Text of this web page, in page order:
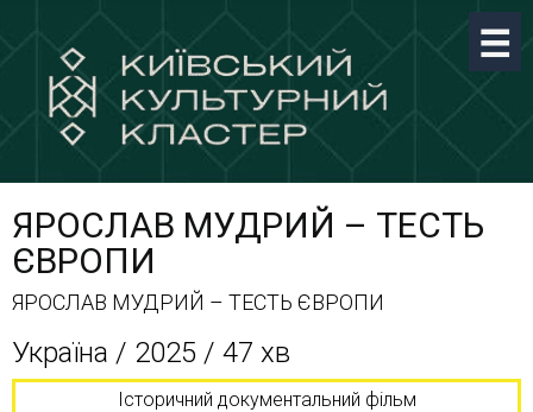
ЯРОСЛАВ МУДРИЙ – ТЕСТЬ
ЄВРОПИ
ЯРОСЛАВ МУДРИЙ – ТЕСТЬ ЄВРОПИ
Україна / 2025 / 47 хв
Історичний документальний фільм